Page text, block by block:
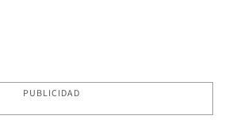
PUBLICIDAD